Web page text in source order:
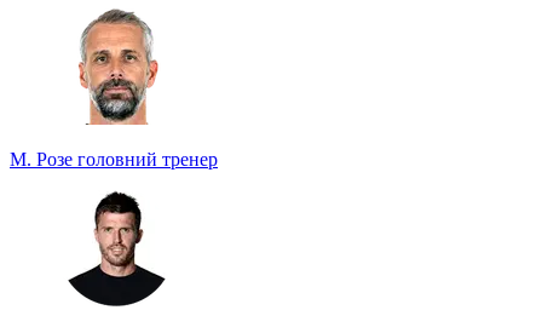
М. Розе головний тренер